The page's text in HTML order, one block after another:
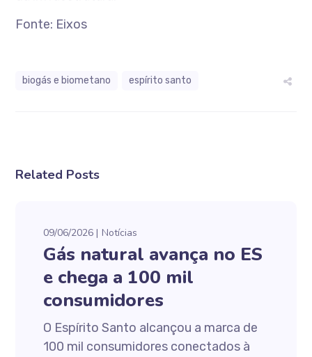
Fonte: Eixos
biogás e biometano espírito santo
Related Posts
09/06/2026 Notícias
Gás natural avança no ES
e chega a 100 mil
consumidores
O Espírito Santo alcançou a marca de
100 mil consumidores conectados à